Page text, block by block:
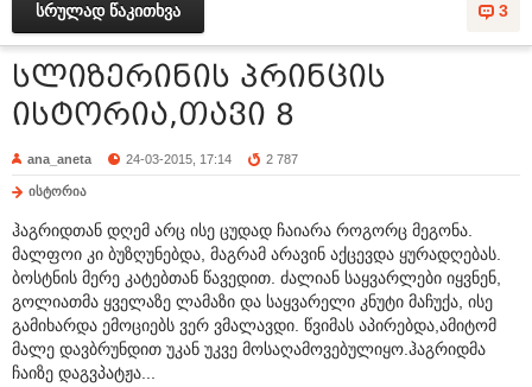
3
სრულად წაკითხვა
სლიზერინის პრინცის
ისტორია,თავი 8
ana_aneta 24-03-2015, 17:14 2 787
ისტორია
ჰაგრიდთან დღემ არც ისე ცუდად ჩაიარა როგორც მეგონა.
მალფოი კი ბუზღუნებდა, მაგრამ არავინ აქცევდა ყურადღებას.
ბოსტნის მერე კატებთან წავედით. ძალიან საყვარლები იყვნენ,
გოლიათმა ყველაზე ლამაზი და საყვარელი კნუტი მაჩუქა, ისე
გამიხარდა ემოციებს ვერ ვმალავდი. წვიმას აპირებდა,ამიტომ
მალე დავბრუნდით უკან უკვე მოსაღამოვებულიყო.ჰაგრიდმა
ჩაიზე დაგვპატჟა...